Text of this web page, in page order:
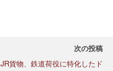
次の投稿
JR貨物、鉄道荷役に特化したド